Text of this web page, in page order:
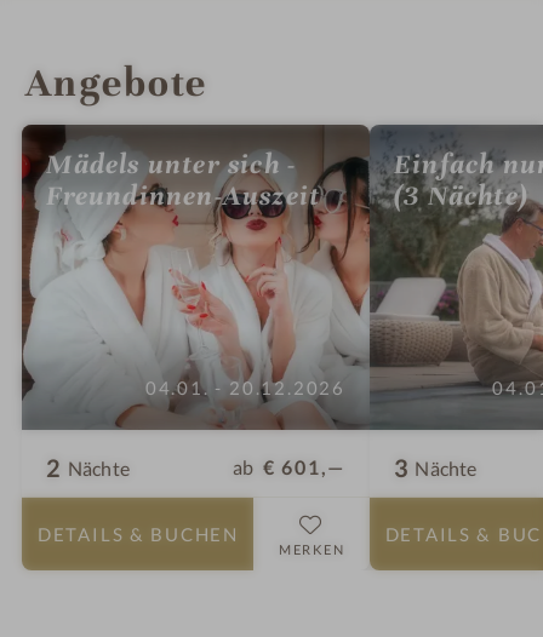
Angebote
Mädels unter sich -
Freundinnen-Auszeit
04.01. - 20.12.2026
2 Nächte ab € 601,—
DETAILS & BUCHEN
MERKEN
Einfach
(3 Nächte)
3 Nächte
DETAILS &